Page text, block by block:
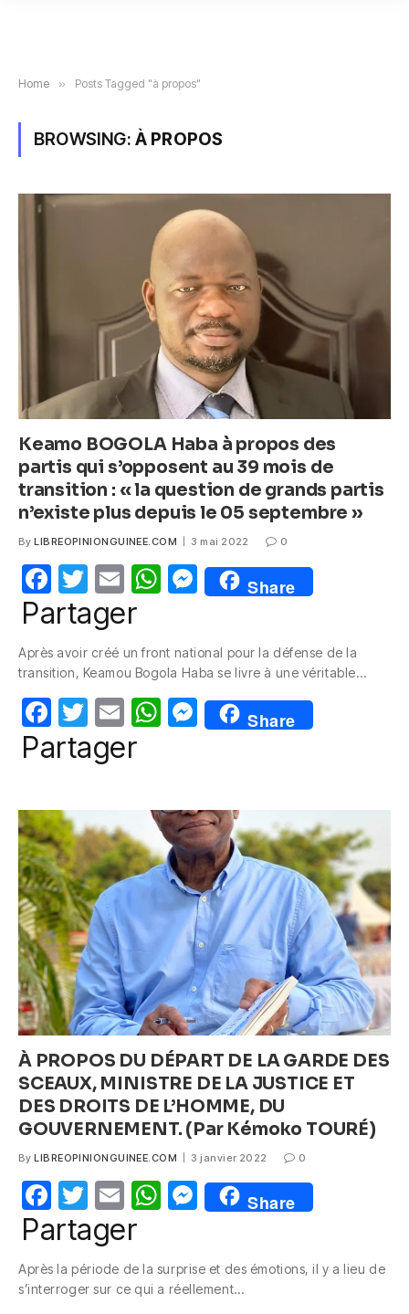
Home » Posts Tagged "à propos"
BROWSING: À PROPOS
Keamo BOGOLA Haba à propos des
partis qui s’opposent au 39 mois de
transition : « la question de grands partis
n’existe plus depuis le 05 septembre »
By LIBREOPINIONGUINEE.COM 3 mai 2022 0
F
a
e
b
o
o
T
w
itt
er
E
m
W
s
A
p
M
e
e
n
g
Share
Partager
Après avoir créé un front national pour la défense de la
transition, Keamou Bogola Haba se livre à une véritable…
F
a
b
o
o
k
T
w
itt
E
m
W
A
p
p
M
e
n
g
er
Share
Partager
À PROPOS DU DÉPART DE LA GARDE DES
SCEAUX, MINISTRE DE LA JUSTICE ET
DES DROITS DE L’HOMME, DU
GOUVERNEMENT. (Par Kémoko TOURÉ)
By LIBREOPINIONGUINEE.COM 3 janvier 2022 0
F
a
e
T
w
itt
er
E
m
W
s
M
e
e
Share
Partager
Après la période de la surprise et des émotions, il y a lieu de
s’interroger sur ce qui a réellement…